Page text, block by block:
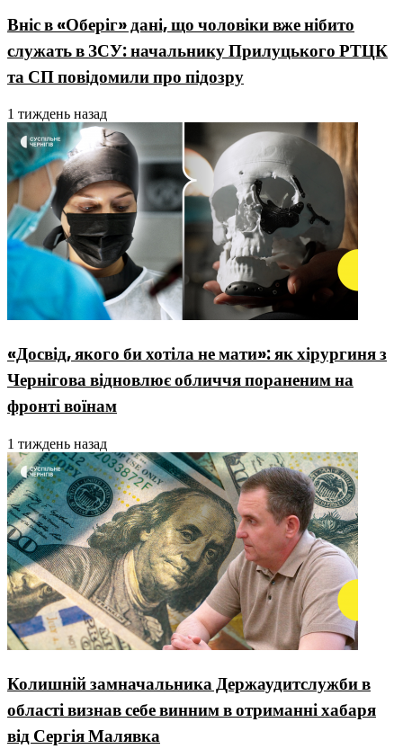
Вніс в «Оберіг» дані, що чоловіки вже нібито
служать в ЗСУ: начальнику Прилуцького РТЦК
та СП повідомили про підозру
1 тиждень назад
«Досвід, якого би хотіла не мати»: як хірургиня з
Чернігова відновлює обличчя пораненим на
фронті воїнам
1 тиждень назад
Колишній замначальника Держаудитслужби в
області визнав себе винним в отриманні хабаря
від Сергія Малявка